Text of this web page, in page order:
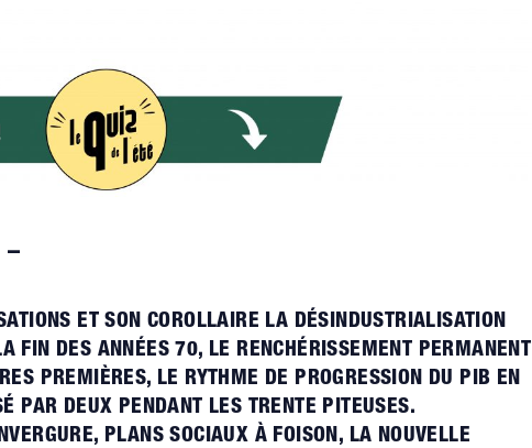
–
ET SON COROLLAIRE LA DÉSINDUSTRIALISATION
FIN DES ANNÉES 70, LE RENCHÉRISSEMENT PERMANENT
PREMIÈRES, LE RYTHME DE PROGRESSION DU PIB EN
PAR DEUX PENDANT LES TRENTE PITEUSES.
PLANS SOCIAUX À FOISON, LA NOUVELLE